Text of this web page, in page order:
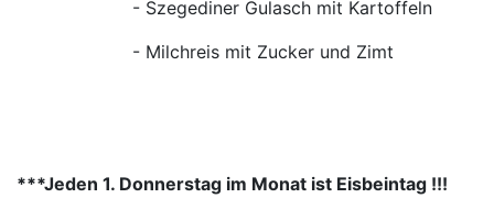
- Szegediner Gulasch mit Kartoffeln
- Milchreis mit Zucker und Zimt
***Jeden 1. Donnerstag im Monat ist Eisbeintag !!!